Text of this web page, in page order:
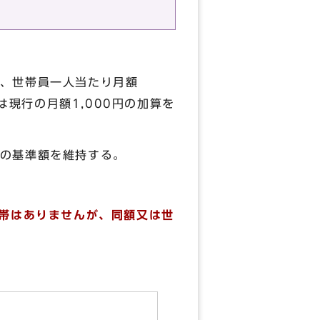
世帯員一人当たり月額
現行の月額1,000円の加算を
基準額を維持する。
はありませんが、同額又は世